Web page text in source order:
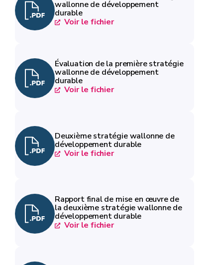
wallonne de développement
durable
Voir le fichier
Évaluation de la première stratégie
wallonne de développement
durable
Voir le fichier
Deuxième stratégie wallonne de
développement durable
Voir le fichier
Rapport final de mise en œuvre de
la deuxième stratégie wallonne de
développement durable
Voir le fichier